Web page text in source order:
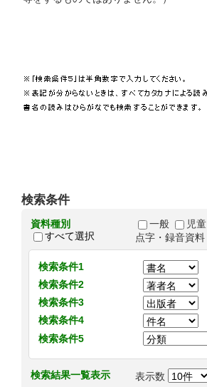
検索条件
資料種別
すべて選択
一般 児童
点字・録音資料
検索条件1
検索条件2
検索条件3
検索条件4
検索条件5
検索結果一覧表示 表示数